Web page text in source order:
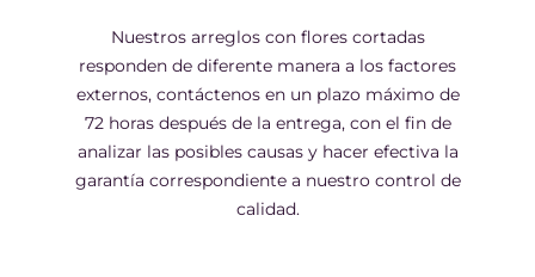
Nuestros arreglos con flores cortadas
responden de diferente manera a los factores
externos, contáctenos en un plazo máximo de
72 horas después de la entrega, con el fin de
analizar las posibles causas y hacer efectiva la
garantía correspondiente a nuestro control de
calidad.